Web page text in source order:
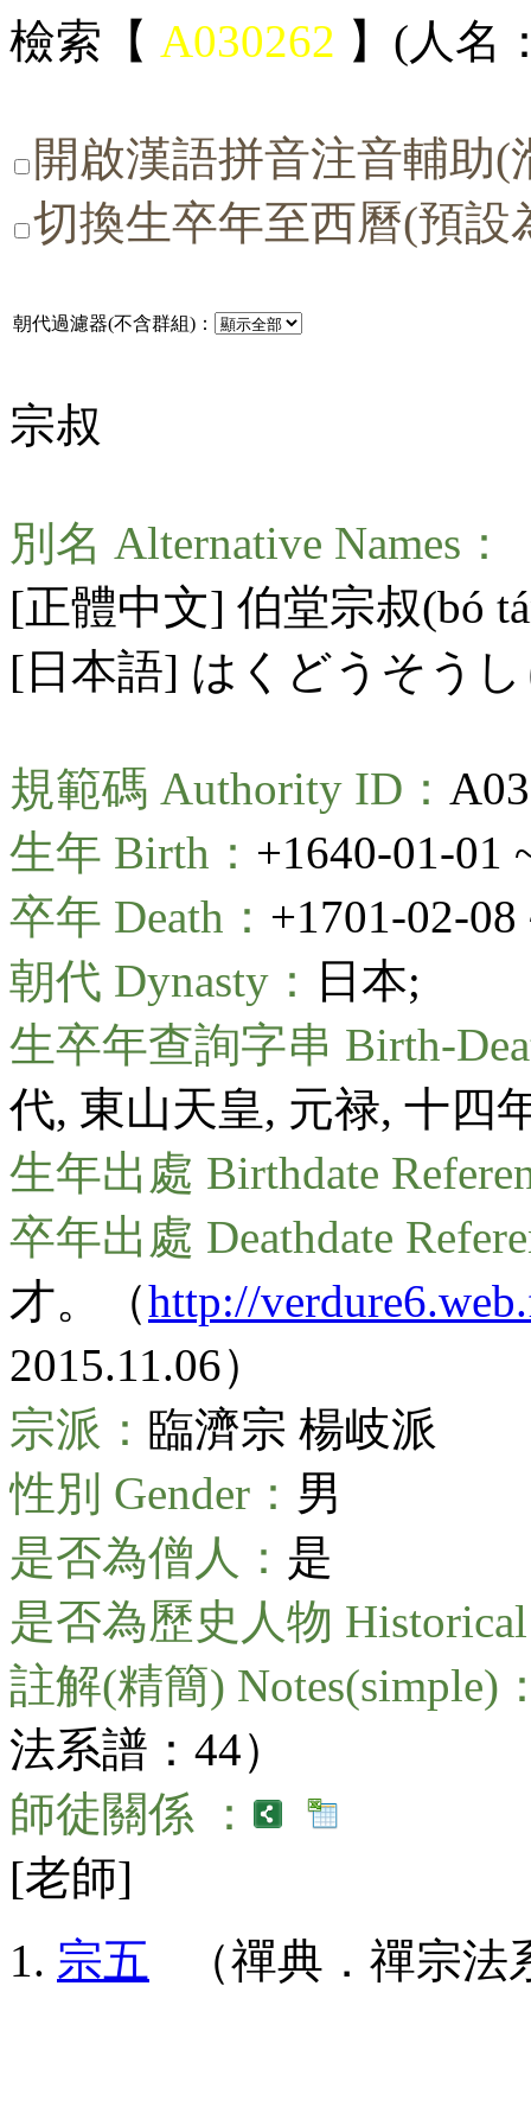
檢索【 A030262 】(人名
開啟漢語拼音注音輔助
切換生卒年至西曆(預設
朝代過濾器(不含群組)：
宗叔
別名 Alternative Names：
[正體中文] 伯堂宗叔(bó
[日本語] はくどうそう
規範碼 Authority ID：
生年 Birth： +1640-01-01
卒年 Death： +1701-02-
朝代 Dynasty：
日本;
生卒年查詢字串 Birth-
代, 東山天皇, 元禄, 十四
生年出處 Birthdate
卒年出處 Deathdate
才。（http://
2015.11.06）
宗派： 臨濟宗 楊岐派
性別 Gender： 男
是否為僧人： 是
是否為歷史人物 Historical
註解(精簡) Notes(simple)
法系譜：44）
師徒關係 ：
[老師]
宗五 （禪典．禪宗法